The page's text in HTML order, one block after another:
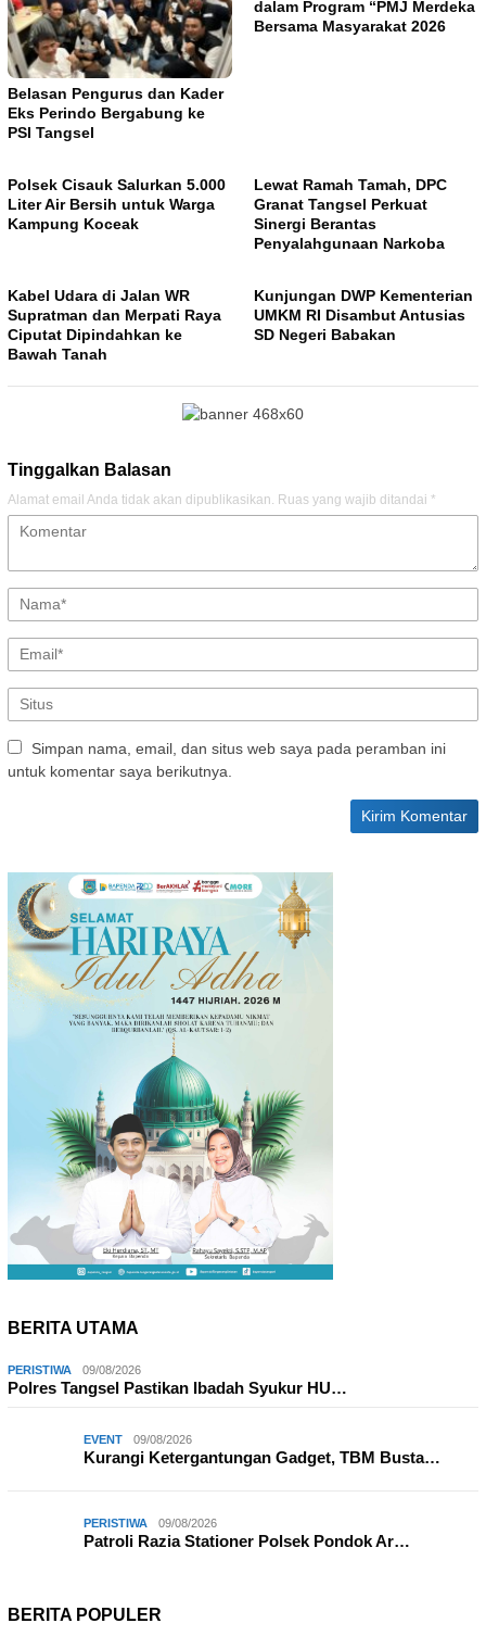
Belasan Pengurus dan Kader
Eks Perindo Bergabung ke
PSI Tangsel
dalam Program “PMJ Merdeka
Bersama Masyarakat 2026
Polsek Cisauk Salurkan 5.000
Liter Air Bersih untuk Warga
Kampung Koceak
Lewat Ramah Tamah, DPC
Granat Tangsel Perkuat
Sinergi Berantas
Penyalahgunaan Narkoba
Kabel Udara di Jalan WR
Supratman dan Merpati Raya
Ciputat Dipindahkan ke
Bawah Tanah
Kunjungan DWP Kementerian
UMKM RI Disambut Antusias
SD Negeri Babakan
Tinggalkan Balasan
Alamat email Anda tidak akan dipublikasikan. Ruas yang wajib ditandai *
Simpan nama, email, dan situs web saya pada peramban ini
untuk komentar saya berikutnya.
BERITA UTAMA
PERISTIWA 09/08/2026
Polres Tangsel Pastikan Ibadah Syukur HU…
EVENT 09/08/2026
Kurangi Ketergantungan Gadget, TBM Busta…
PERISTIWA 09/08/2026
Patroli Razia Stationer Polsek Pondok Ar…
BERITA POPULER